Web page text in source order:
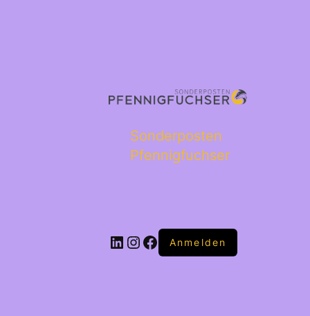
Sonderposten
Pfennigfuchser
Anmelden